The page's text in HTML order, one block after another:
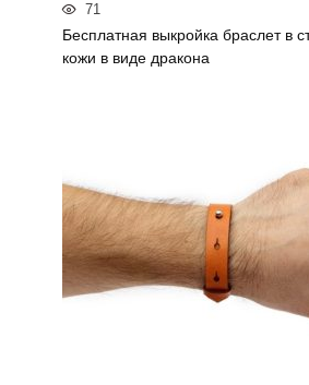
71
Бесплатная выкройка браслет в
кожи в виде дракона